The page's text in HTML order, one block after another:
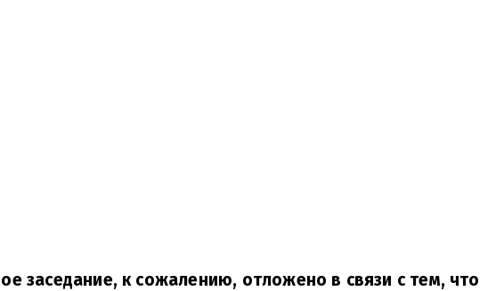
заседание, к сожалению, отложено в связи с тем, что